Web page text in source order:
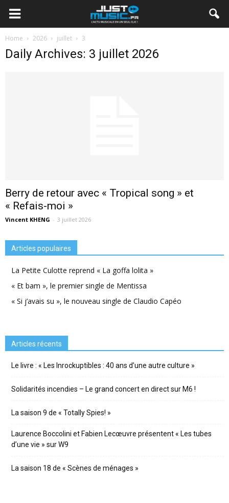
Home 2026 juillet 3
Daily Archives: 3 juillet 2026
Berry de retour avec « Tropical song » et
« Refais-moi »
Vincent KHENG - 3 juillet 2026
Articles populaires
La Petite Culotte reprend « La goffa lolita »
« Et bam », le premier single de Mentissa
« Si j’avais su », le nouveau single de Claudio Capéo
Articles récents
Le livre : « Les Inrockuptibles : 40 ans d’une autre culture »
Solidarités incendies – Le grand concert en direct sur M6 !
La saison 9 de « Totally Spies! »
Laurence Boccolini et Fabien Lecœuvre présentent « Les tubes
d’une vie » sur W9
La saison 18 de « Scènes de ménages »